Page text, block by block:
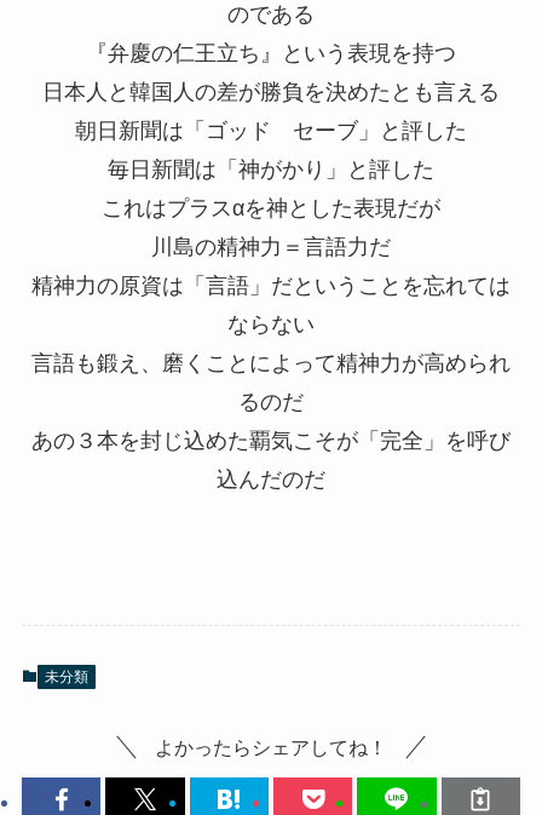
のである
『弁慶の仁王立ち』という表現を持つ
日本人と韓国人の差が勝負を決めたとも言える
朝日新聞は「ゴッド セーブ」と評した
毎日新聞は「神がかり」と評した
これはプラスαを神とした表現だが
川島の精神力＝言語力だ
精神力の原資は「言語」だということを忘れては
ならない
言語も鍛え、磨くことによって精神力が高められ
るのだ
あの３本を封じ込めた覇気こそが「完全」を呼び
込んだのだ
未分類
よかったらシェアしてね！